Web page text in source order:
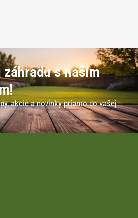
záhradu s naším
akcie a novinky priamo do vašej